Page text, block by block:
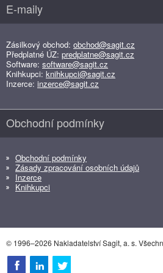
E-maily
Zásilkový obchod: obchod@sagit.cz
Předplatné ÚZ: predplatne@sagit.cz
Software: software@sagit.cz
Knihkupci: knihkupci@sagit.cz
Inzerce: inzerce@sagit.cz
Obchodní podmínky
Obchodní podmínky
Zásady zpracování osobních údajů
Inzerce
Knihkupci
© 1996–2026 Nakladatelství Sagit, a. s.